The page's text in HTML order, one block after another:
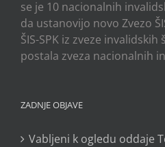
se je 10 nacionalnih
da ustanovijo novo Zvezo
ŠIS-SPK iz zveze
postala zveza nacionalnih
ZADNJE OBJAVE
Vabljeni k ogledu oddaje